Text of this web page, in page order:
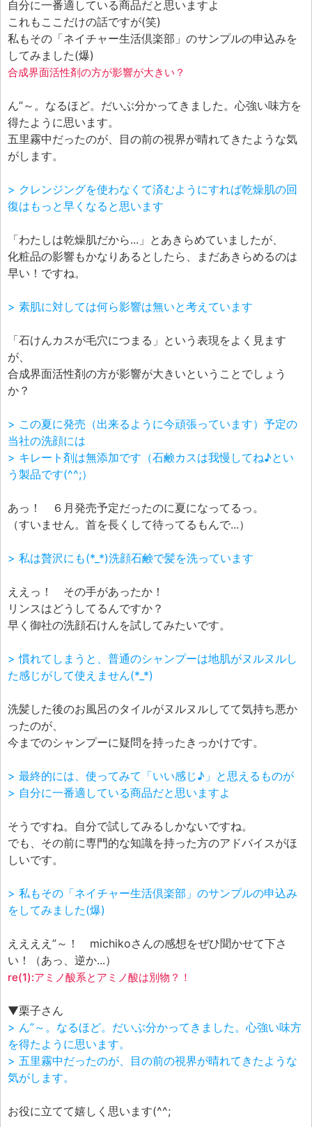
自分に一番適している商品だと思いますよ
これもここだけの話ですが(笑)
私もその「ネイチャー生活倶楽部」のサンプルの申込みを
してみました(爆)
合成界面活性剤の方が影響が大きい？
ん”～。なるほど。だいぶ分かってきました。心強い味方を
得たように思います。
五里霧中だったのが、目の前の視界が晴れてきたような気
がします。
> クレンジングを使わなくて済むようにすれば乾燥肌の回
復はもっと早くなると思います
「わたしは乾燥肌だから...」とあきらめていましたが、
化粧品の影響もかなりあるとしたら、まだあきらめるのは
早い！ですね。
> 素肌に対しては何ら影響は無いと考えています
「石けんカスが毛穴につまる」という表現をよく見ます
が、
合成界面活性剤の方が影響が大きいということでしょう
か？
> この夏に発売（出来るように今頑張っています）予定の
当社の洗顔には
> キレート剤は無添加です（石鹸カスは我慢してね♪とい
う製品です(^^;）
あっ！ ６月発売予定だったのに夏になってるっ。
（すいません。首を長くして待ってるもんで...）
> 私は贅沢にも(*_*)洗顔石鹸で髪を洗っています
ええっ！ その手があったか！
リンスはどうしてるんですか？
早く御社の洗顔石けんを試してみたいです。
> 慣れてしまうと、普通のシャンプーは地肌がヌルヌルし
た感じがして使えません(*_*)
洗髪した後のお風呂のタイルがヌルヌルしてて気持ち悪か
ったのが、
今までのシャンプーに疑問を持ったきっかけです。
> 最終的には、使ってみて「いい感じ♪」と思えるものが
> 自分に一番適している商品だと思いますよ
そうですね。自分で試してみるしかないですね。
でも、その前に専門的な知識を持った方のアドバイスがほ
しいです。
> 私もその「ネイチャー生活倶楽部」のサンプルの申込み
をしてみました(爆)
ええええ”～！ michikoさんの感想をぜひ聞かせて下さ
い！（あっ、逆か...）
re(1):アミノ酸系とアミノ酸は別物？！
▼栗子さん
> ん”～。なるほど。だいぶ分かってきました。心強い味方
を得たように思います。
> 五里霧中だったのが、目の前の視界が晴れてきたような
気がします。
お役に立てて嬉しく思います(^^;